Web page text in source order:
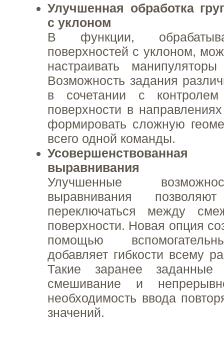
Улучшенная обработка
с уклоном
В функции,
поверхностей с уклоном,
настраивать
Возможность задания
в сочетании с
поверхности в
формировать сложную
всего одной команды.
выравнивания
Улучшенные
выравнивания
переключаться между
поверхности. Новая опция
помощью
добавляет гибкости всему
Такие заранее заданные
смешивание и
необходимость ввода
значений.